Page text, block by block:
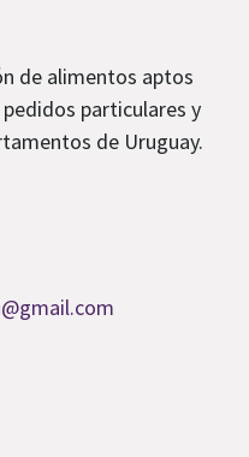
de alimentos aptos
particulares y
de Uruguay.